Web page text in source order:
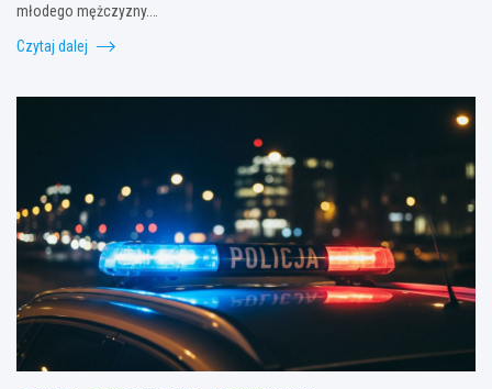
młodego mężczyzny.…
Czytaj dalej